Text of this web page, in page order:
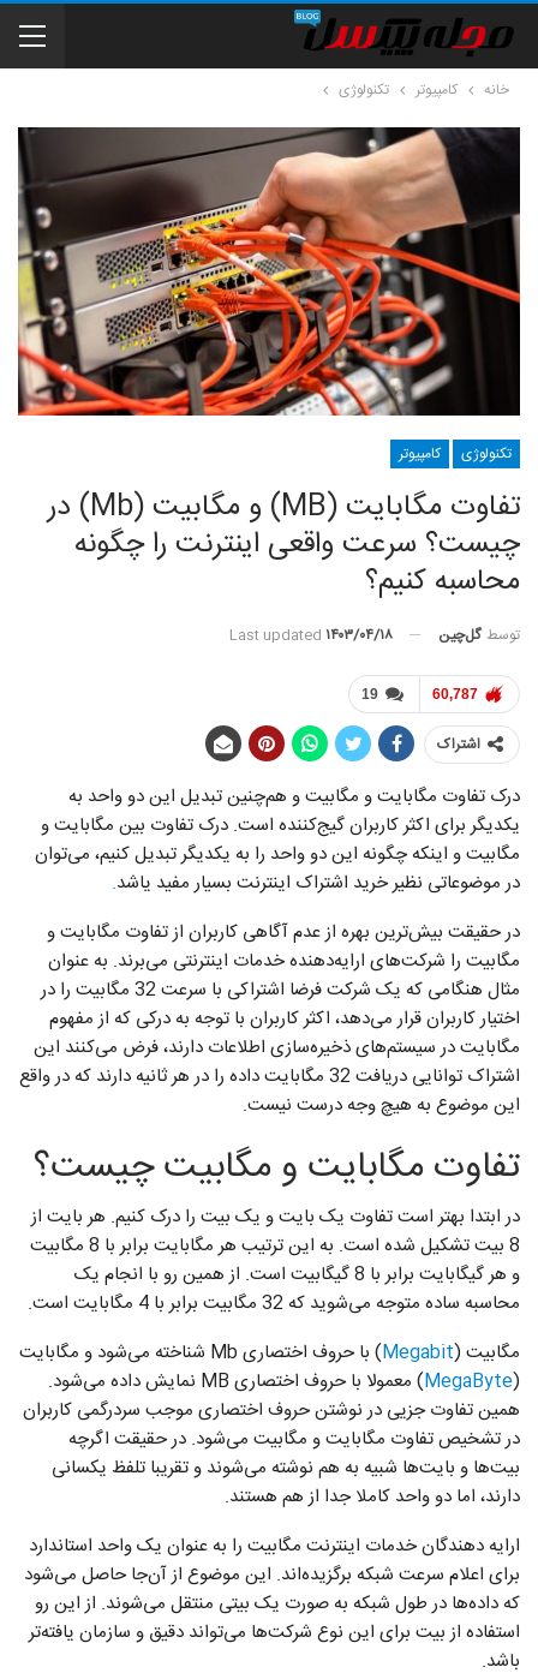
خانه کامپیوتر تکنولوژی
تکنولوژی کامپیوتر
تفاوت مگابایت (MB) و مگابیت (Mb) در
چیست؟ سرعت واقعی اینترنت را چگونه
محاسبه کنیم؟
توسط گل‌چین Last updated ۱۴۰۳/۰۴/۱۸
19 60,787
اشتراک
درک تفاوت مگابایت و مگابیت و هم‌چنین تبدیل این دو واحد به
یکدیگر برای اکثر کاربران گیج‌کننده است. درک تفاوت بین مگابایت و
مگابیت و اینکه چگونه این دو واحد را به یکدیگر تبدیل کنیم، می‌توان
در موضوعاتی نظیر خرید اشتراک اینترنت بسیار مفید یاشد.
در حقیقت بیش‌ترین بهره از عدم آگاهی کاربران از تفاوت مگابایت و
مگابیت را شرکت‌های ارایه‌دهنده خدمات اینترنتی می‌برند. به عنوان
مثال هنگامی که یک شرکت فرضا اشتراکی با سرعت 32 مگابیت را در
اختیار کاربران قرار می‌دهد، اکثر کاربران با توجه به درکی که از مفهوم
مگابایت در سیستم‌های ذخیره‌سازی اطلاعات دارند، فرض می‌کنند این
اشتراک توانایی دریافت 32 مگابایت داده را در هر ثانیه دارند که در واقع
این موضوع به هیچ وجه درست نیست.
تفاوت مگابایت و مگابیت چیست؟
در ابتدا بهتر است تفاوت یک بایت و یک بیت را درک کنیم. هر بایت از
8 بیت تشکیل شده است. به این ترتیب هر مگابایت برابر با 8 مگابیت
و هر گیگابایت برابر با 8 گیگابیت است. از همین رو با انجام یک
محاسبه ساده متوجه می‌شوید که 32 مگابیت برابر با 4 مگابایت است.
مگابیت (Megabit
) با حروف اختصاری Mb شناخته می‌شود و مگابایت
(
MegaByte
) معمولا با حروف اختصاری MB نمایش داده می‌شود.
همین تفاوت جزیی در نوشتن حروف اختصاری موجب سردرگمی کاربران
در تشخیص تفاوت مگابایت و مگابیت می‌شود. در حقیقت اگرچه
بیت‌ها و بایت‌ها شبیه به هم نوشته می‌شوند و تقریبا تلفظ یکسانی
دارند، اما دو واحد کاملا جدا از هم هستند.
ارایه دهندگان خدمات اینترنت مگابیت را به عنوان یک واحد استاندارد
برای اعلام سرعت شبکه برگزیده‌اند. این موضوع از آن‌جا حاصل می‌شود
که داده‌ها در طول شبکه به صورت یک بیتی منتقل می‌شوند. از این رو
استفاده از بیت برای این نوع شرکت‌ها می‌تواند دقیق‌ و سازمان‌ یافته‌تر
باشد.